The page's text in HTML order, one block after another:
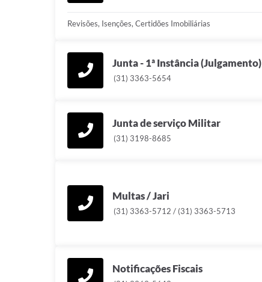
Revisões, Isenções, Certidões Imobiliárias
Junta - 1ª Instância (Julgamento)
(31) 3363-5654
Junta de serviço Militar
(31) 3198-8685
Multas / Jari
(31) 3363-5712 / (31) 3363-5713
Notificações Fiscais